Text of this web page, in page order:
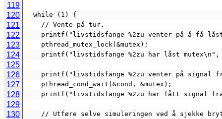
119
120
  while (1) {
121
    // Vente på tur.
122
printf("livstidsfange %2zu venter på å få
123
    pthread_mutex_lock(&mutex);
124
printf("livstidsfange %2zu har låst
125
126
printf("livstidsfange %2zu venter på
127
    pthread_cond_wait(&cond, &mutex);
128
printf("livstidsfange %2zu har fått signal
129
130
// Utføre selve simuleringen ved å sjekke